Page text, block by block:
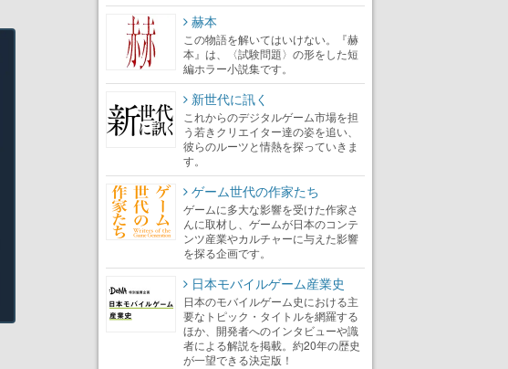
赫本
この物語を解いてはいけない。『赫
本』は、〈試験問題〉の形をした短
編ホラー小説集です。
新世代に訊く
これからのデジタルゲーム市場を担
う若きクリエイター達の姿を追い、
彼らのルーツと情熱を探っていきま
す。
ゲーム世代の作家たち
ゲームに多大な影響を受けた作家さ
んに取材し、ゲームが日本のコンテ
ンツ産業やカルチャーに与えた影響
を探る企画です。
日本モバイルゲーム産業史
日本のモバイルゲーム史における主
要なトピック・タイトルを網羅する
ほか、開発者へのインタビューや識
者による解説を掲載。約20年の歴史
が一望できる決定版！